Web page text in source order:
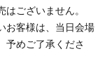
ございません。
お客様は、当日会場
予めご了承くださ